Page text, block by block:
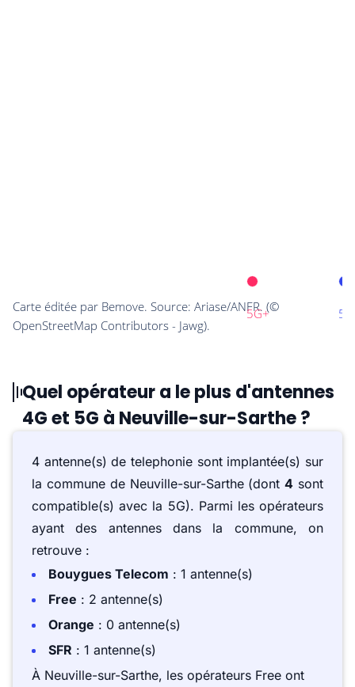
Quel opérateur a le plus d'antennes
4G et 5G à Neuville-sur-Sarthe ?
4 antenne(s) de telephonie sont implantée(s) sur
la commune de Neuville-sur-Sarthe (dont4 sont
compatible(s) avec la 5G). Parmi les opérateurs
ayant des antennes dans la commune, on
retrouve :
Bouygues Telecom : 1 antenne(s)
Free : 2 antenne(s)
Orange : 0 antenne(s)
SFR : 1 antenne(s)
À Neuville-sur-Sarthe, les opérateurs Free ont